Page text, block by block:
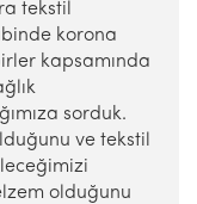
tekstil
korona
kapsamında
sorduk.
ve tekstil
olduğunu